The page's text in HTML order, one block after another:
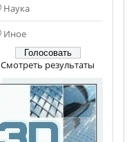
Наука
Иное
Смотреть результаты